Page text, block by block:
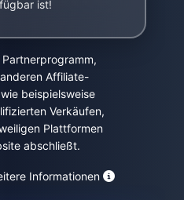
ist!
Affiliate-
beispielsweise
Verkäufen,
Plattformen
abschließt.
Informationen